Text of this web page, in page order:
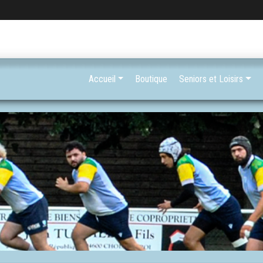
Accueil Boutique Seniors et Loisirs